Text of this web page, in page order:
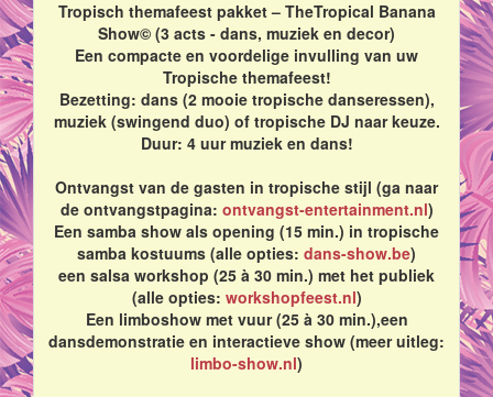
Tropisch themafeest pakket – TheTropical Banana
Show© (3 acts - dans, muziek en decor)
Een compacte en voordelige invulling van uw
Tropische themafeest!
Bezetting: dans (2 mooie tropische danseressen),
muziek (swingend duo) of tropische DJ naar keuze.
Duur: 4 uur muziek en dans!
Ontvangst van de gasten in tropische stijl (ga naar
de ontvangstpagina: ontvangst-entertainment.nl)
Een samba show als opening (15 min.) in tropische
samba kostuums (alle opties: dans-show.be)
een salsa workshop (25 à 30 min.) met het publiek
(alle opties: workshopfeest.nl)
Een limboshow met vuur (25 à 30 min.),een
dansdemonstratie en interactieve show (meer uitleg:
limbo-show.nl)